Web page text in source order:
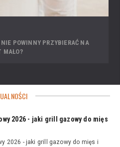
POWINNY PRZYBIERAĆ NA
MAŁO?
2026 - jaki grill gazowy do mięs
2026 - jaki grill gazowy do mięs i